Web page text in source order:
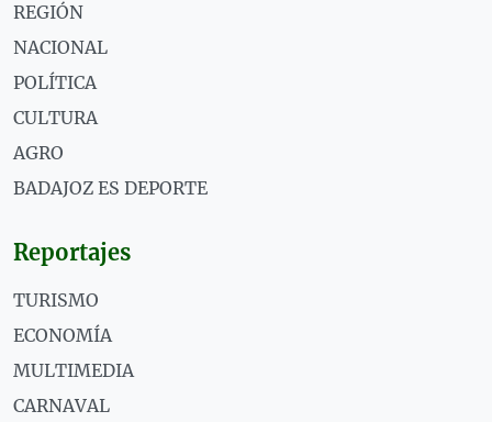
REGIÓN
NACIONAL
POLÍTICA
CULTURA
AGRO
BADAJOZ ES DEPORTE
Reportajes
TURISMO
ECONOMÍA
MULTIMEDIA
CARNAVAL